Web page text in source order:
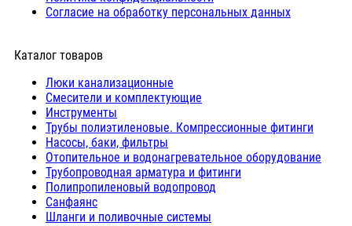
Согласие на обработку персональных данных
Каталог товаров
Люки канализационные
Cмесители и комплектующие
Инструменты
Трубы полиэтиленовые. Компрессионные фитинги
Насосы, баки, фильтры
Отопительное и водонагревательное оборудование
Трубопроводная арматура и фитинги
Полипропиленовый водопровод
Санфаянс
Шланги и поливочные системы